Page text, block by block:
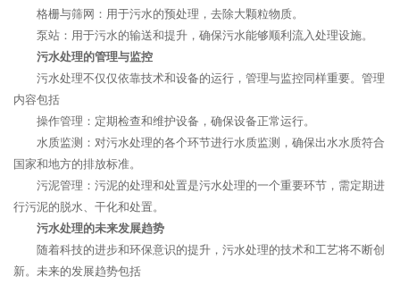
格栅与筛网：用于污水的预处理，去除大颗粒物质。
泵站：用于污水的输送和提升，确保污水能够顺利流入处理设施。
污水处理的管理与监控
污水处理不仅仅依靠技术和设备的运行，管理与监控同样重要。管理
内容包括
操作管理：定期检查和维护设备，确保设备正常运行。
水质监测：对污水处理的各个环节进行水质监测，确保出水水质符合
国家和地方的排放标准。
污泥管理：污泥的处理和处置是污水处理的一个重要环节，需定期进
行污泥的脱水、干化和处置。
污水处理的未来发展趋势
随着科技的进步和环保意识的提升，污水处理的技术和工艺将不断创
新。未来的发展趋势包括